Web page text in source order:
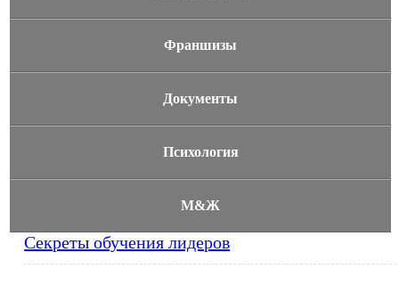
Франшизы
Документы
Психология
М&Ж
Секреты обучения лидеров